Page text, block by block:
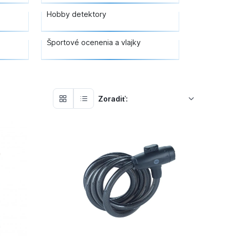
Hobby detektory
Športové ocenenia a vlajky
Zoradiť: